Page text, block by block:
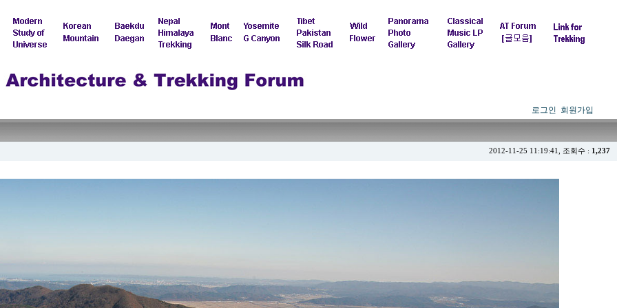
로그인 회원가입
2012-11-25 11:19:41, 조회수 : 1,237